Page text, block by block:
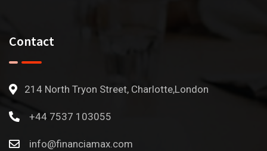
Contact
214 North Tryon Street, Charlotte,London
+44 7537 103055
info@financiamax.com